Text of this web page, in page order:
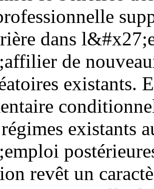
dans
de
existants.
existants
revêt un